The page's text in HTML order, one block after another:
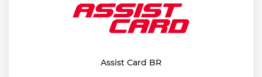
Assist Card BR